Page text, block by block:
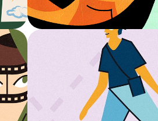
Impresiones
Ilustración